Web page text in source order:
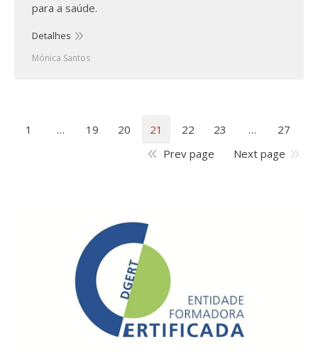
para a saúde.
Detalhes
Mónica Santos
1 … 19 20 21 22 23 …
27
Prev page
Next page